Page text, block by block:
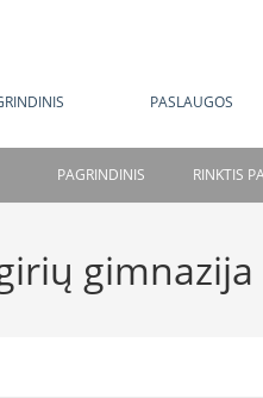
PASLAUGOS
PAGRINDINIS RINKTIS
gimnazija